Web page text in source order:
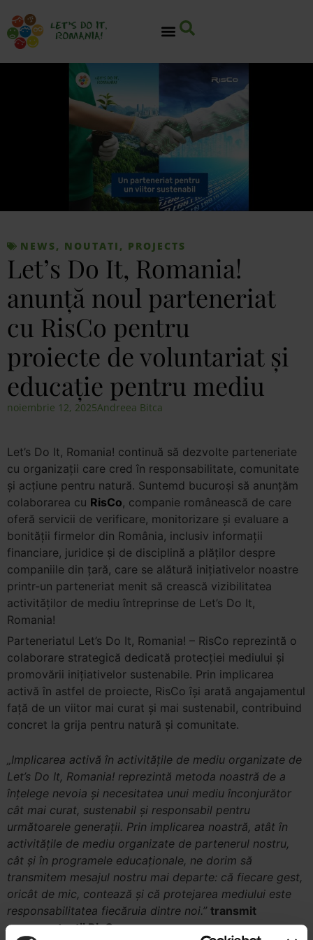
NEWS, NOUTATI , PROJECTS
Let’s Do It, Romania!
anunță noul parteneriat
cu RisCo pentru
proiecte de voluntariat și
educație pentru mediu
noiembrie 12, 2025Andreea Bitca
Let’s Do It, Romania! continuă să dezvolte parteneriate
cu organizații care cred în responsabilitate, comunitate
și acțiune pentru natură. Suntemd bucuroși să anunțăm
colaborarea cu RisCo, companie românească de care
oferă servicii de verificare, monitorizare și evaluare a
bonității firmelor din România, inclusiv informații
financiare, juridice și de disciplină a plăților despre
companiile din țară, care se alătură inițiativelor noastre
printr-un parteneriat menit să crească vizibilitatea
activităților de mediu întreprinse de Let’s Do It,
Romania!
Parteneriatul Let’s Do It, Romania! – RisCo reprezintă o
colaborare strategică dedicată protecției mediului și
promovării inițiativelor sustenabile. Prin implicarea
activă în astfel de proiecte, RisCo își arată angajamentul
față de un viitor mai curat și mai sustenabil, contribuind
concret la grija pentru natură și comunitate.
„Implicarea activă în activitățile de mediu organizate de
Let’s Do It, Romania! reprezintă metoda noastră de a
înțelege nevoia și necesitatea unui mediu înconjurător
cât mai curat, sustenabil și responsabil pentru
următoarele generații. Prin implicarea noastră, atât în
activitățile de mediu organizate de partenerul nostru,
cât și în programele educaționale, ne dorim să
transmitem mesajul nostru mai departe: că fiecare gest,
oricât de mic, contează și că protejarea mediului este
responsabilitatea fiecăruia dintre noi.” transmit
reprezentanții RisCo